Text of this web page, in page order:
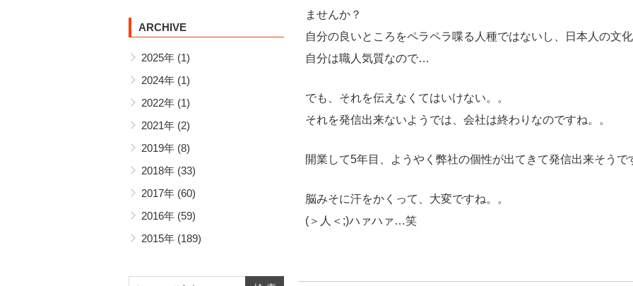
ませんか？
自分の良いところをペラペラ喋る人種ではないし、日本人の文
自分は職人気質なので…
でも、それを伝えなくてはいけない。。
それを発信出来ないようでは、会社は終わりなのですね。。
開業して5年目、ようやく弊社の個性が出てきて発信出来そうで
脳みそに汗をかくって、大変ですね。。
(＞人＜;)ハァハァ…笑
ARCHIVE
2025年 (1)
2024年 (1)
2022年 (1)
2021年 (2)
2019年 (8)
2018年 (33)
2017年 (60)
2016年 (59)
2015年 (189)